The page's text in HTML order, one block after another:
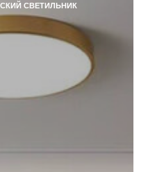
СВЕТИЛЬНИК